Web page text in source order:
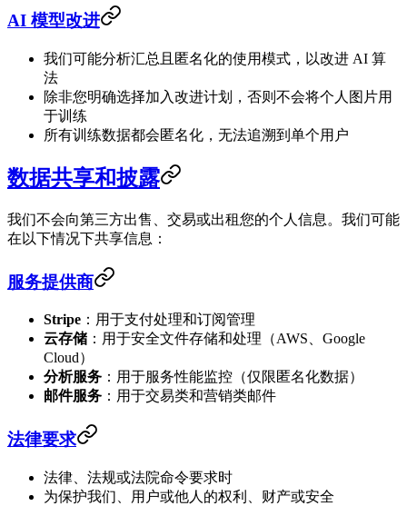
AI 模型改进
我们可能分析汇总且匿名化的使用模式，以改进 AI 算
法
除非您明确选择加入改进计划，否则不会将个人图片用
于训练
所有训练数据都会匿名化，无法追溯到单个用户
数据共享和披露
我们不会向第三方出售、交易或出租您的个人信息。我们可能
在以下情况下共享信息：
服务提供商
Stripe ：用于支付处理和订阅管理
云存储 ：用于安全文件存储和处理（AWS、Google
Cloud）
分析服务 ：用于服务性能监控（仅限匿名化数据）
邮件服务 ：用于交易类和营销类邮件
法律要求
法律、法规或法院命令要求时
为保护我们、用户或他人的权利、财产或安全